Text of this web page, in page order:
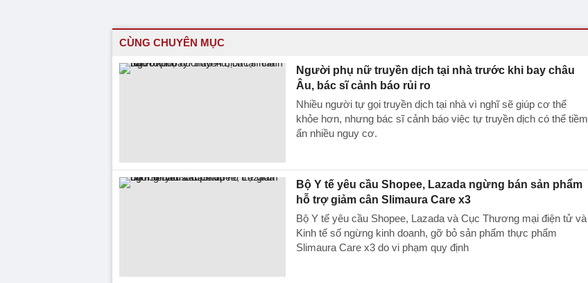
CÙNG CHUYÊN MỤC
Người phụ nữ truyền dịch tại nhà trước khi bay châu
Âu, bác sĩ cảnh báo rủi ro
Nhiều người tự gọi truyền dịch tại nhà vì nghĩ sẽ giúp cơ thể
khỏe hơn, nhưng bác sĩ cảnh báo việc tự truyền dịch có thể tiềm
ẩn nhiều nguy cơ.
Bộ Y tế yêu cầu Shopee, Lazada ngừng bán sản phẩm
hỗ trợ giảm cân Slimaura Care x3
Bộ Y tế yêu cầu Shopee, Lazada và Cục Thương mại điện tử và
Kinh tế số ngừng kinh doanh, gỡ bỏ sản phẩm thực phẩm
Slimaura Care x3 do vi phạm quy định